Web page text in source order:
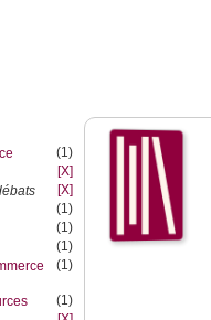
(1)
[X]
[X]
(1)
(1)
(1)
(1)
(1)